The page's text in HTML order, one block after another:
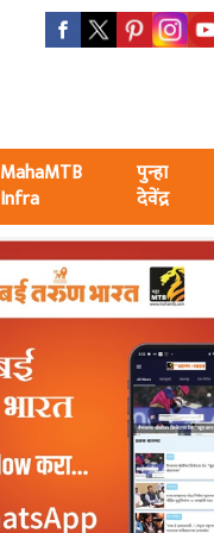
MahaMTB
Infra
पुन्हा
देवेंद्र